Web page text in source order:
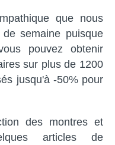
que nous
semaine puisque
pouvez obtenir
sur plus de 1200
jusqu'à -50% pour
des montres et
articles de